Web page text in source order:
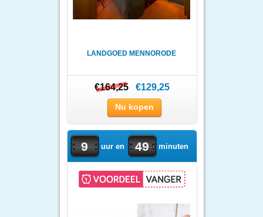
LANDGOED MENNORODE
€164,25
€164,25 €129,25
Nu kopen
9 uur en 49 minuten